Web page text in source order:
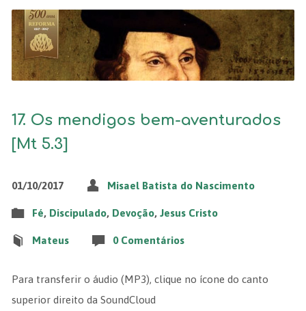
17. Os mendigos bem-aventurados
[Mt 5.3]
01/10/2017 Misael Batista do Nascimento
Fé, Discipulado, Devoção, Jesus Cristo
Mateus 0 Comentários
Para transferir o áudio (MP3), clique no ícone do canto
superior direito da SoundCloud